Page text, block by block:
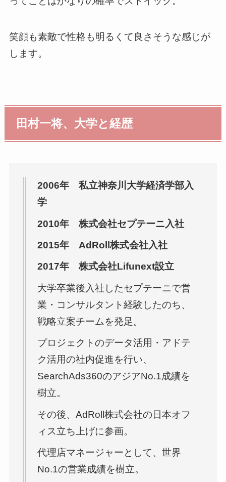
笑顔も素敵で性格も明るくて良さそうな感じが
します。
田村一将、大学と経歴
2006年 私立神奈川大学経済学部入
学
2010年 株式会社セプテーニ入社
2015年 AdRoll株式会社入社
2017年 株式会社Lifunext設立
大学卒業後入社したセプテーニで営
業・コンサルタント経験したのち、
戦略立案チームを発足。
プロジェクトのデータ活用・アドテ
ク活用の社内促進を行い、
SearchAds360のアジアNo.1成績を
樹立。
その後、AdRoll株式会社の日本オフ
ィス立ち上げに参画。
代理店マネージャーとして、世界
No.1の営業成績を樹立。